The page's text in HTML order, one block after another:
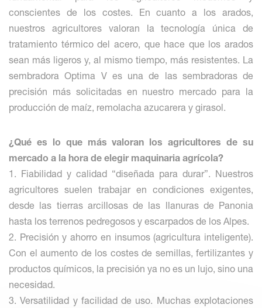
conscientes de los costes. En cuanto a los arados,
nuestros agricultores valoran la tecnología única de
tratamiento térmico del acero, que hace que los arados
sean más ligeros y, al mismo tiempo, más resistentes. La
sembradora Optima V es una de las sembradoras de
precisión más solicitadas en nuestro mercado para la
producción de maíz, remolacha azucarera y girasol.
¿Qué es lo que más valoran los agricultores de su
mercado a la hora de elegir maquinaria agrícola?
1. Fiabilidad y calidad “diseñada para durar”. Nuestros
agricultores suelen trabajar en condiciones exigentes,
desde las tierras arcillosas de las llanuras de Panonia
hasta los terrenos pedregosos y escarpados de los Alpes.
2. Precisión y ahorro en insumos (agricultura inteligente).
Con el aumento de los costes de semillas, fertilizantes y
productos químicos, la precisión ya no es un lujo, sino una
necesidad.
3. Versatilidad y facilidad de uso. Muchas explotaciones